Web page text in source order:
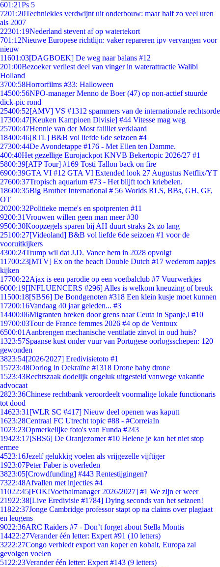
601:21Ps 5
7201:20Techniekles verdwijnt uit onderbouw: maar half zo veel uren
als 2007
22301:19Nederland stevent af op watertekort
701:12Nieuwe Europese richtlijn: vaker repareren ipv vervangen voor
nieuw
11601:03[DAGBOEK] De weg naar balans #12
201:00Bezoeker verliest deel van vinger in waterattractie Walibi
Holland
3700:58Horrorfilms #33: Halloween
14500:56NPO-manager Menno de Boer (47) op non-actief stuurde
dick-pic rond
25400:52[AMV] VS #1312 spammers van de internationale rechtsorde
17300:47[Keuken Kampioen Divisie] #44 Vitesse mag weg
25700:47Hennie van der Most failliet verklaard
18400:46[RTL] B&B vol liefde 6de seizoen #4
27300:44De Avondetappe #176 - Met Ellen ten Damme.
400:40Het gezellige Eurojackpot KNVB Bekertopic 2026/27 #1
5800:39[ATP Tour] #169 Tosti Tallon back on fire
6900:39GTA VI #12 GTA VI Extended look 27 Augustus Netflix/YT
27600:37Tropisch aquarium #73 - Het blijft toch kriebelen.
18600:35Big Brother International # 56 Worlds RLS, BBs, GH, GF,
OT
20200:32Politieke meme's en spotprenten #11
9200:31Vrouwen willen geen man meer #30
9500:30Koopzegels sparen bij AH duurt straks 2x zo lang
25100:27[Videoland] B&B vol liefde 6de seizoen #1 voor de
vooruitkijkers
4300:24Trump wil dat J.D. Vance hem in 2028 opvolgt
11700:23[MTV] Ex on the beach Double Dutch #17 wederom aapjes
kijken
17700:22Ajax is een parodie op een voetbalclub #7 Vuurwerkjes
6000:19[INFLUENCERS #296] Alles is welkom kneuzing of breuk
11500:18[SBS6] De Bondgenoten #318 Een klein kusje moet kunnen
17200:16Vandaag 40 jaar geleden... #3
14400:06Migranten breken door grens naar Ceuta in Spanje,l #10
19700:03Tour de France femmes 2026 #4 op de Ventoux
6500:01 Aanbrengen mechanische ventilatie zinvol in oud huis?
1323:57Spaanse kust onder vuur van Portugese oorlogsschepen: 120
gewonden
3823:54[2026/2027] Eredivisietoto #1
15723:48Oorlog in Oekraïne #1318 Drone baby drone
1523:43Rechtszaak dodelijk ongeluk uitgesteld vanwege vakantie
advocaat
2823:36Chinese rechtbank veroordeelt voormalige lokale functionaris
tot dood
14623:31 [WLR SC #417] Nieuw deel openen was kaputt
1623:28Centraal FC Utrecht topic #88 - #CorreiaIn
1023:23Opmerkelijke foto's van Funda #243
19423:17[SBS6] De Oranjezomer #10 Helene je kan het niet stop
ermee
4523:16Jezelf gelukkig voelen als vrijgezelle vijftiger
1923:07Peter Faber is overleden
3823:05[Crowdfunding] #443 Rentestijgingen?
7322:48Afvallen met injecties #4
11022:45[FOK!Voetbalmanager 2026/2027] #1 We zijn er weer
21922:38[Live Eredivisie #1784] Dying seconds van het seizoen!
11822:37Jonge Cambridge professor stapt op na claims over plagiaat
en leugens
9022:36ARC Raiders #7 - Don’t forget about Stella Montis
14422:27Verander één letter: Expert #91 (10 letters)
3222:27Congo verbiedt export van koper en kobalt, Europa zal
gevolgen voelen
51 22:23Verander één letter: Expert #143 (9 letters)